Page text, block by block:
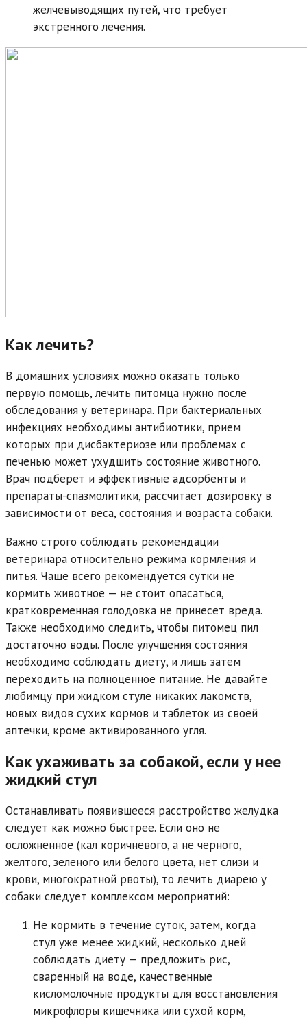
желчевыводящих путей, что требует
экстренного лечения.
Как лечить?
В домашних условиях можно оказать только
первую помощь, лечить питомца нужно после
обследования у ветеринара. При бактериальных
инфекциях необходимы антибиотики, прием
которых при дисбактериозе или проблемах с
печенью может ухудшить состояние животного.
Врач подберет и эффективные адсорбенты и
препараты-спазмолитики, рассчитает дозировку в
зависимости от веса, состояния и возраста собаки.
Важно строго соблюдать рекомендации
ветеринара относительно режима кормления и
питья. Чаще всего рекомендуется сутки не
кормить животное — не стоит опасаться,
кратковременная голодовка не принесет вреда.
Также необходимо следить, чтобы питомец пил
достаточно воды. После улучшения состояния
необходимо соблюдать диету, и лишь затем
переходить на полноценное питание. Не давайте
любимцу при жидком стуле никаких лакомств,
новых видов сухих кормов и таблеток из своей
аптечки, кроме активированного угля.
Как ухаживать за собакой, если у нее
жидкий стул
Останавливать появившееся расстройство желудка
следует как можно быстрее. Если оно не
осложненное (кал коричневого, а не черного,
желтого, зеленого или белого цвета, нет слизи и
крови, многократной рвоты), то лечить диарею у
собаки следует комплексом мероприятий:
Не кормить в течение суток, затем, когда
стул уже менее жидкий, несколько дней
соблюдать диету — предложить рис,
сваренный на воде, качественные
кисломолочные продукты для восстановления
микрофлоры кишечника или сухой корм,